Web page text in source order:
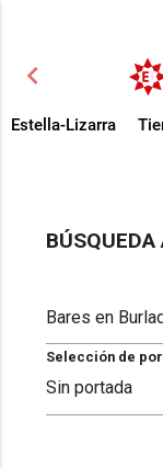
chevron_left
Estella-Lizarra
Selección de